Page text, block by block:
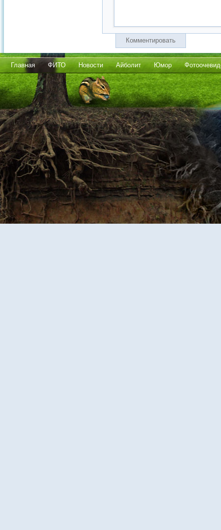
Комментировать
Главная ФИТО Новости Айболит Юмор